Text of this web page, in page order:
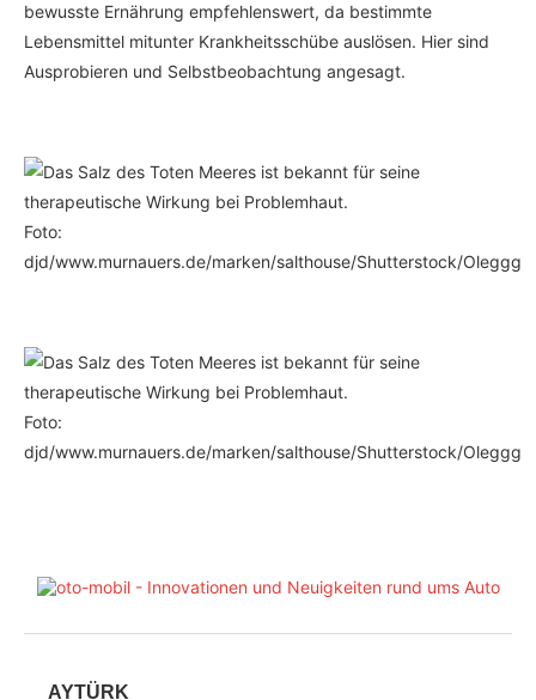
bewusste Ernährung empfehlenswert, da bestimmte
Lebensmittel mitunter Krankheitsschübe auslösen. Hier sind
Ausprobieren und Selbstbeobachtung angesagt.
Das Salz des Toten Meeres ist bekannt für seine
therapeutische Wirkung bei Problemhaut.
Foto:
djd/www.murnauers.de/marken/salthouse/Shutterstock/Oleggg
Das Salz des Toten Meeres ist bekannt für seine
therapeutische Wirkung bei Problemhaut.
Foto:
djd/www.murnauers.de/marken/salthouse/Shutterstock/Oleggg
AYTÜRK